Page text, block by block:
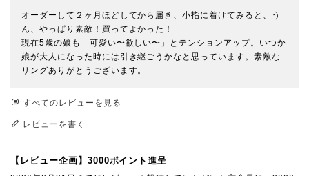
オーダーして２ヶ月ほどしてから届き、小指に着けてみると、う
ん、やっぱり素敵！買ってよかった！
現在5歳の娘も「可愛い〜欲しい〜」とテンションアップ。いつか
娘が大人になった時には引き継ごうかなと思っています。素敵な
リングありがとうございます。
すべてのレビューを見る
レビューを書く
【レビュー企画】3000ポイント進呈